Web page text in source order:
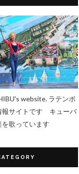
website. ラテンボ
報サイトです キューバ
歌っています